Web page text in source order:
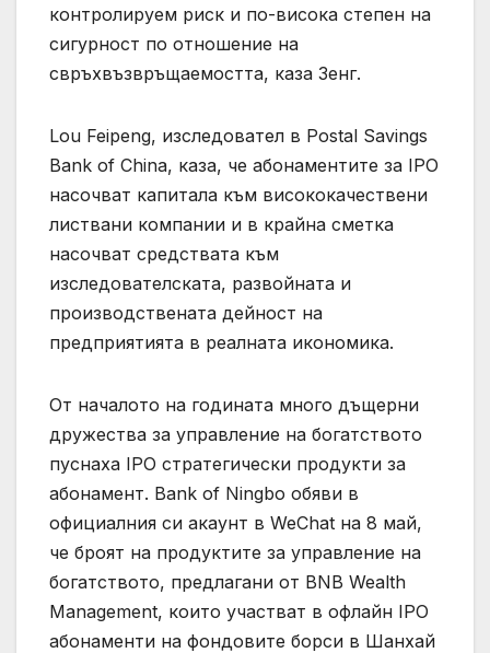
контролируем риск и по-висока степен на
сигурност по отношение на
свръхвъзвръщаемостта, каза Зенг.
Lou Feipeng, изследовател в Postal Savings
Bank of China, каза, че абонаментите за IPO
насочват капитала към висококачествени
листвани компании и в крайна сметка
насочват средствата към
изследователската, развойната и
производствената дейност на
предприятията в реалната икономика.
От началото на годината много дъщерни
дружества за управление на богатството
пуснаха IPO стратегически продукти за
абонамент. Bank of Ningbo обяви в
официалния си акаунт в WeChat на 8 май,
че броят на продуктите за управление на
богатството, предлагани от BNB Wealth
Management, които участват в офлайн IPO
абонаменти на фондовите борси в Шанхай